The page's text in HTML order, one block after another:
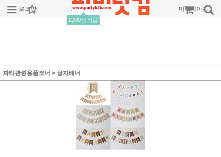
로그인 회원가입
2,000원 적립
주문조회 마이페이지
파티관련용품코너 > 글자배너